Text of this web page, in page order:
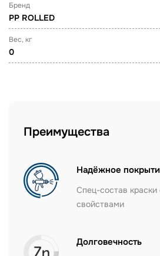
Бренд
PP ROLLED
Вес, кг
0
Преимущества
Надёжное
Спец-состав
свойствами
Долговечность